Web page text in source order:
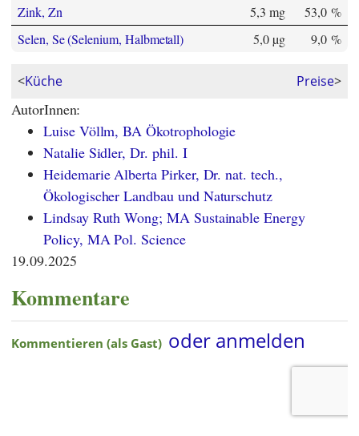
Zink, Zn 5,3 mg
53,0 %
Selen, Se (Selenium, Halbmetall)
5,0 µg 9,0 %
<Küche Preise>
AutorInnen:
Luise Völlm, BA Ökotrophologie
Natalie Sidler, Dr. phil. I
Heidemarie Alberta Pirker, Dr. nat. tech.,
Ökologischer Landbau und Naturschutz
Lindsay Ruth Wong; MA Sustainable Energy
Policy, MA Pol. Science
19.09.2025
Kommentare